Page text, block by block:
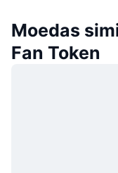
Moedas
Fan Token